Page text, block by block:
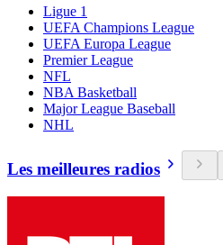
Ligue 1
UEFA Champions League
UEFA Europa League
Premier League
NFL
NBA Basketball
Major League Baseball
NHL
Les meilleures radios